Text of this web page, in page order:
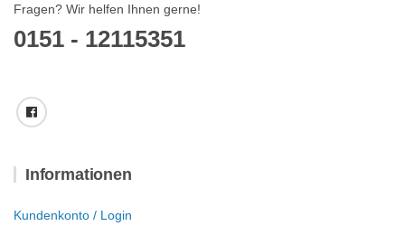
Fragen? Wir helfen Ihnen gerne!
0151 - 12115351
Informationen
Kundenkonto / Login